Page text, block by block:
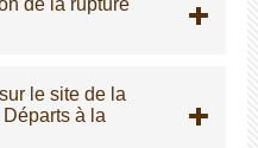
de la rupture
le site de la
à la